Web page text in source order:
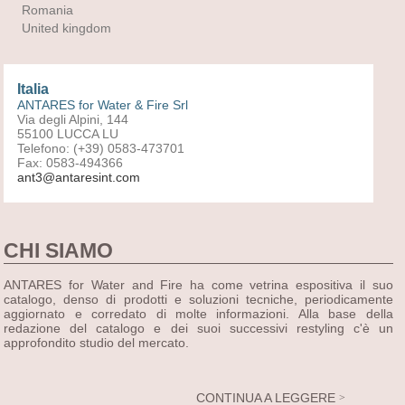
Romania
United kingdom
Italia
ANTARES for Water & Fire Srl
Via degli Alpini, 144
55100 LUCCA LU
Telefono: (+39) 0583-473701
Fax: 0583-494366
ant3@antaresint.com
CHI SIAMO
ANTARES for Water and Fire ha come vetrina espositiva il suo
catalogo, denso di prodotti e soluzioni tecniche, periodicamente
aggiornato e corredato di molte informazioni. Alla base della
redazione del catalogo e dei suoi successivi restyling c'è un
approfondito studio del mercato.
CONTINUA A LEGGERE